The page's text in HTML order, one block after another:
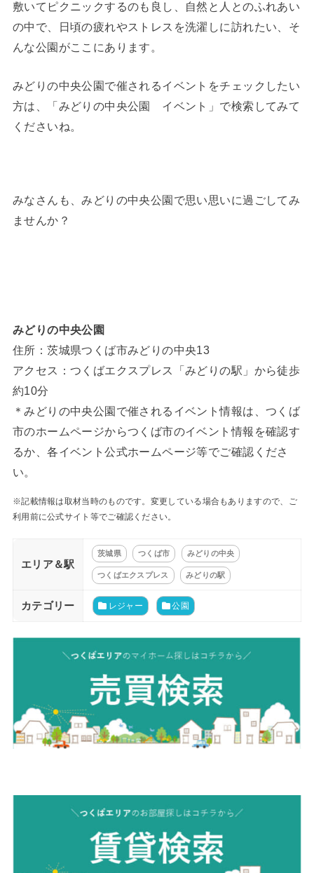
敷いてピクニックするのも良し、自然と人とのふれあい
の中で、日頃の疲れやストレスを洗濯しに訪れたい、そ
んな公園がここにあります。
みどりの中央公園で催されるイベントをチェックしたい
方は、「みどりの中央公園 イベント」で検索してみて
くださいね。
みなさんも、みどりの中央公園で思い思いに過ごしてみ
ませんか？
みどりの中央公園
住所：茨城県つくば市みどりの中央13
アクセス：つくばエクスプレス「みどりの駅」から徒歩
約10分
＊みどりの中央公園で催されるイベント情報は、つくば
市のホームページからつくば市のイベント情報を確認す
るか、各イベント公式ホームページ等でご確認くださ
い。
※記載情報は取材当時のものです。変更している場合もありますので、ご
利用前に公式サイト等でご確認ください。
エリア＆駅
茨城県 つくば市 みどりの中央
つくばエクスプレス みどりの駅
カテゴリー レジャー 公園